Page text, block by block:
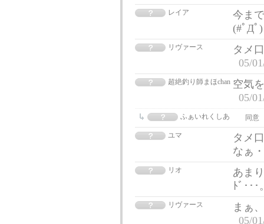
レイア
今ま
(#ﾟДﾟ
リヴァース
タメ
05/
超絶釣り師まほchan 空気
05/
ふぁいれくしあ 同意
ユマ
タメ
なぁ
リオ
あま
ﾄﾞ･･
リヴァース
まぁ
05/